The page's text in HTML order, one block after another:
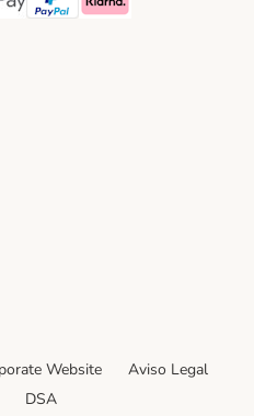
Method
Method
Pay Payment Method
PayPal Payment Method
Klarna Payment Method
Method
Method
Method
Shipping Method
Website
Aviso Legal
DSA